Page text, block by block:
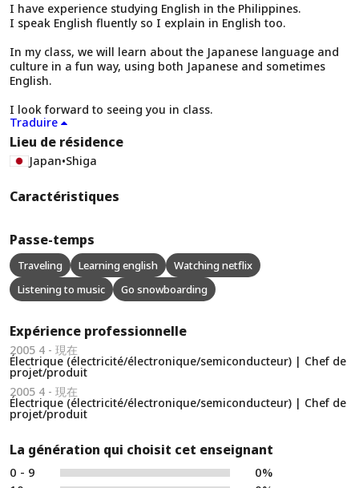
I have experience studying English in the Philippines.
I speak English fluently so I explain in English too.
In my class, we will learn about the Japanese language and
culture in a fun way, using both Japanese and sometimes
English.
I look forward to seeing you in class.
Traduire
Lieu de résidence
Japan•Shiga
Caractéristiques
Passe-temps
Traveling Learning english
Watching netflix
Listening to music
Go snowboarding
Expérience professionnelle
2005 4 - 現在
Électrique (électricité/électronique/semiconducteur) | Chef de
projet/produit
2005 4 - 現在
Électrique (électricité/électronique/semiconducteur) | Chef de
projet/produit
La génération qui choisit cet enseignant
0 - 9
0%